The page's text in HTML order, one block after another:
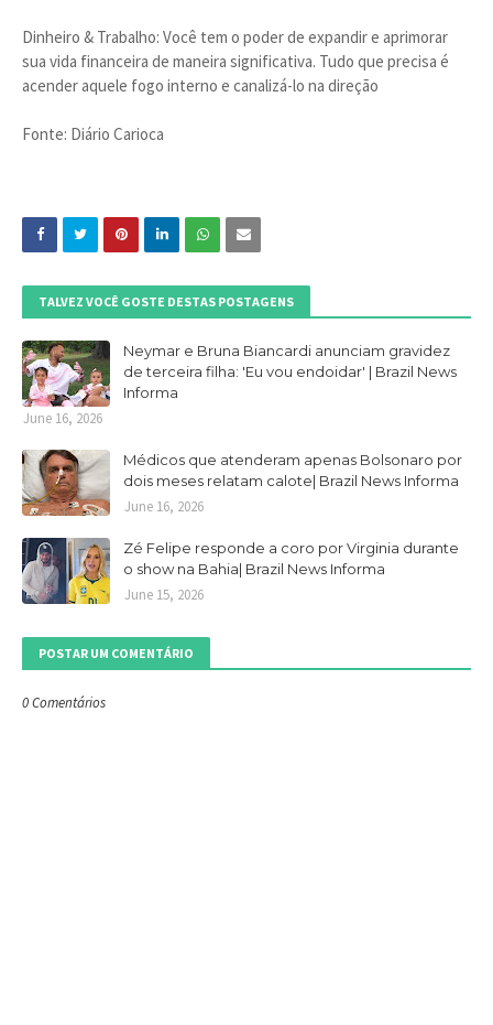
Dinheiro & Trabalho: Você tem o poder de expandir e aprimorar
sua vida financeira de maneira significativa. Tudo que precisa é
acender aquele fogo interno e canalizá-lo na direção
Fonte: Diário Carioca
TALVEZ VOCÊ GOSTE DESTAS POSTAGENS
Neymar e Bruna Biancardi anunciam gravidez
de terceira filha: 'Eu vou endoidar' | Brazil News
Informa
June 16, 2026
Médicos que atenderam apenas Bolsonaro por
dois meses relatam calote| Brazil News Informa
June 16, 2026
Zé Felipe responde a coro por Virginia durante
o show na Bahia| Brazil News Informa
June 15, 2026
POSTAR UM COMENTÁRIO
0 Comentários